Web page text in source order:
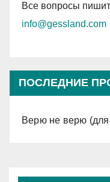
Все вопросы
info@gessland.com
ПОСЛЕДНИЕ
Верю не верю (для